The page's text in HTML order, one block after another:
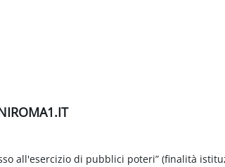
all'esercizio di pubblici poteri” (finalità